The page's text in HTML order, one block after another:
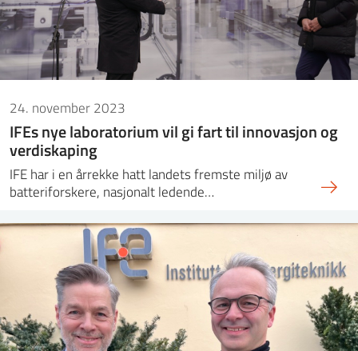
24. november 2023
IFEs nye laboratorium vil gi fart til innovasjon og
verdiskaping
IFE har i en årrekke hatt landets fremste miljø av
batteriforskere, nasjonalt ledende…